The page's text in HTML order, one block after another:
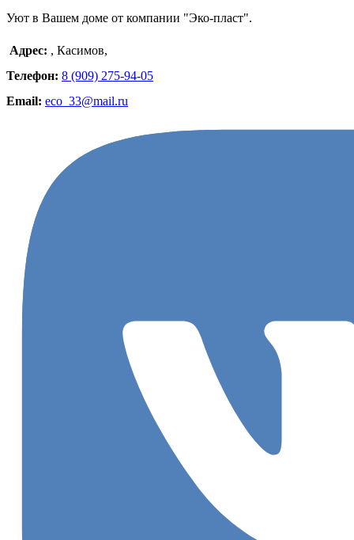
Уют в Вашем доме от компании "Эко-пласт".
Адрес: , Касимов,
Телефон: 8 (909) 275-94-05
Email: eco_33@mail.ru